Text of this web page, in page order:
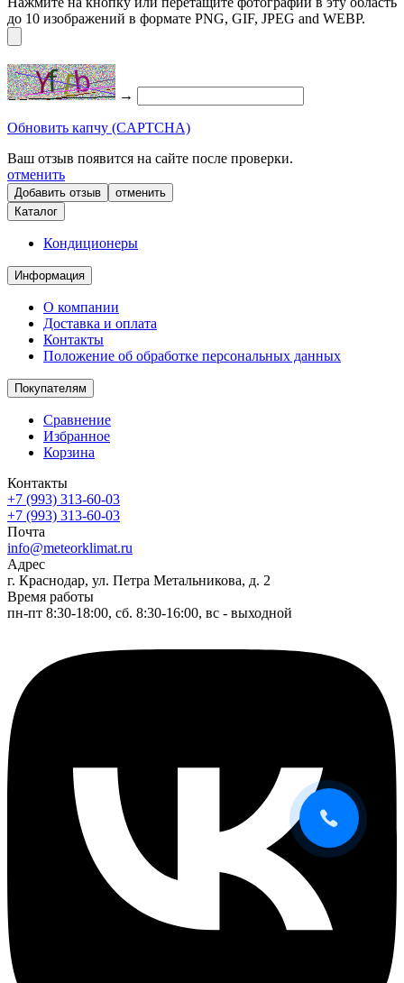
до 10 изображений в формате PNG, GIF, JPEG and WEBP.
→
Обновить капчу (CAPTCHA)
Ваш отзыв появится на сайте после проверки.
отменить
отменить
Каталог
Кондиционеры
Информация
О компании
Доставка и оплата
Контакты
Положение об обработке персональных данных
Покупателям
Сравнение
Избранное
Корзина
Контакты
+7 (993) 313-60-03
+7 (993) 313-60-03
Почта
info@meteorklimat.ru
Адрес
г. Краснодар, ул. Петра Метальникова, д. 2
Время работы
пн-пт 8:30-18:00, сб. 8:30-16:00, вс - выходной